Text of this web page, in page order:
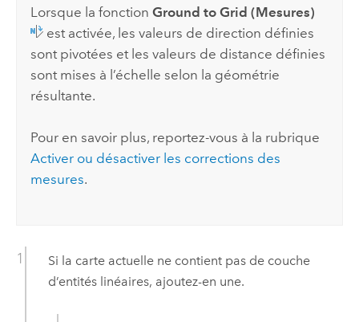
Lorsque la fonctionGround to Grid (Mesures)
est activée, les valeurs de direction définies
sont pivotées et les valeurs de distance définies
sont mises à l’échelle selon la géométrie
résultante.
Pour en savoir plus, reportez-vous à la rubrique
Activer ou désactiver les corrections des
mesures.
Si la carte actuelle ne contient pas de couche
d’entités linéaires, ajoutez-en une.